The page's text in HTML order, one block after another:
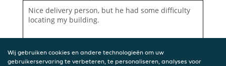
Nice delivery person, but he had some difficulty
locating my building.
Wij gebruiken cookies en andere technologieën om uw
gebruikerservaring te verbeteren, te personaliseren, analyses voor